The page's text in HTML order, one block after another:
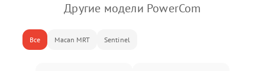
Другие модели PowerCom
Все Macan MRT Sentinel